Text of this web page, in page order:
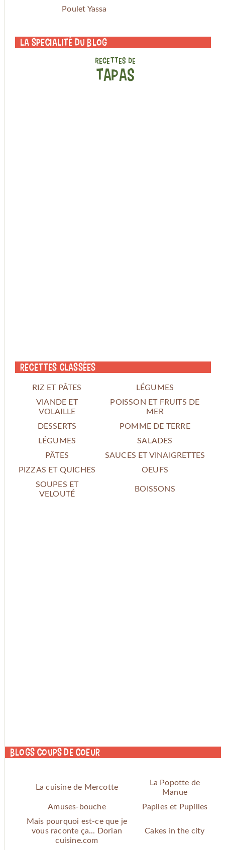
Poulet Yassa
La specialité du blog
RECETTES DE
TAPAS
Recettes classées
RIZ ET PÂTES
LÉGUMES
VIANDE ET
VOLAILLE
POISSON ET FRUITS DE
MER
DESSERTS
POMME DE TERRE
LÉGUMES
SALADES
PÂTES
SAUCES ET VINAIGRETTES
PIZZAS ET QUICHES
OEUFS
SOUPES ET
VELOUTÉ
BOISSONS
Blogs coups de coeur
La cuisine de Mercotte
La Popotte de
Manue
Amuses-bouche
Papiles et Pupilles
Mais pourquoi est-ce que je
vous raconte ça... Dorian
cuisine.com
Cakes in the city